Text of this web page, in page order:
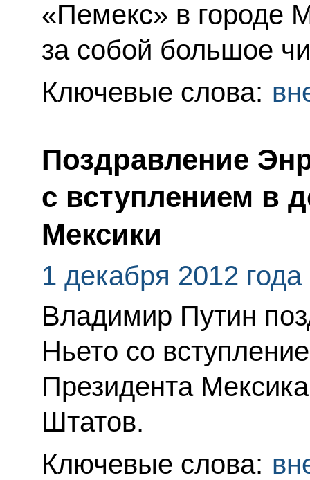
«Пемекс» в городе
за собой большое
Ключевые слова:
Поздравление
с вступлением в
Мексики
1 декабря 2012 года
Владимир Путин
Ньето со
Президента
Штатов.
Ключевые слова: